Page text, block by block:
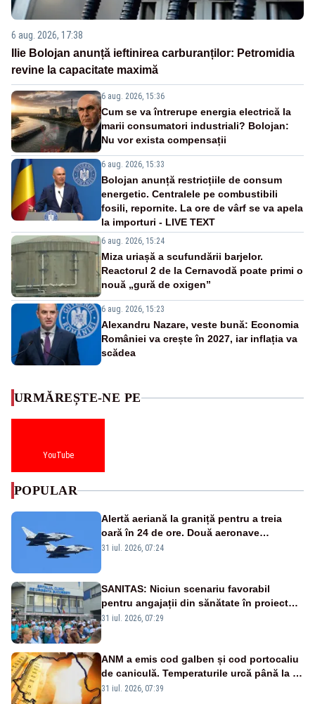
6 aug. 2026, 17:38
Ilie Bolojan anunță ieftinirea carburanților: Petromidia
revine la capacitate maximă
6 aug. 2026, 15:36
Cum se va întrerupe energia electrică la
marii consumatori industriali? Bolojan:
Nu vor exista compensații
6 aug. 2026, 15:33
Bolojan anunță restricțiile de consum
energetic. Centralele pe combustibili
fosili, repornite. La ore de vârf se va apela
la importuri - LIVE TEXT
6 aug. 2026, 15:24
Miza uriașă a scufundării barjelor.
Reactorul 2 de la Cernavodă poate primi o
nouă „gură de oxigen”
6 aug. 2026, 15:23
Alexandru Nazare, veste bună: Economia
României va crește în 2027, iar inflația va
scădea
URMĂREȘTE-NE PE
YouTube
POPULAR
Alertă aeriană la graniță pentru a treia
oară în 24 de ore. Două aeronave
Eurofighter britanice au fost ridicate de la
31 iul. 2026, 07:24
SANITAS: Niciun scenariu favorabil
pentru angajații din sănătate în proiectul
Legii salarizării
31 iul. 2026, 07:29
ANM a emis cod galben și cod portocaliu
de caniculă. Temperaturile urcă până la 38
de grade, iar nopțile devin tropicale
31 iul. 2026, 07:39